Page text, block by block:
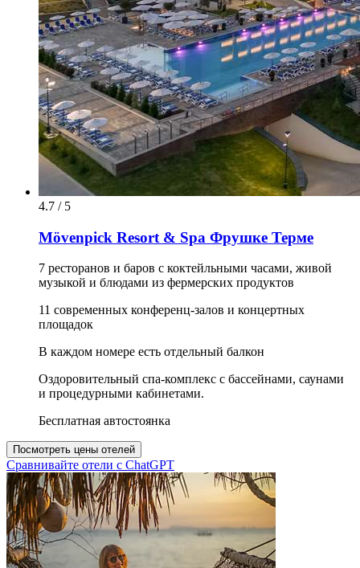
4.7 / 5
Mövenpick Resort & Spa Фрушке Терме
7 ресторанов и баров с коктейльными часами, живой
музыкой и блюдами из фермерских продуктов
11 современных конференц-залов и концертных
площадок
В каждом номере есть отдельный балкон
Оздоровительный спа-комплекс с бассейнами, саунами
и процедурными кабинетами.
Бесплатная автостоянка
Посмотреть цены отелей
Сравнивайте отели с ChatGPT